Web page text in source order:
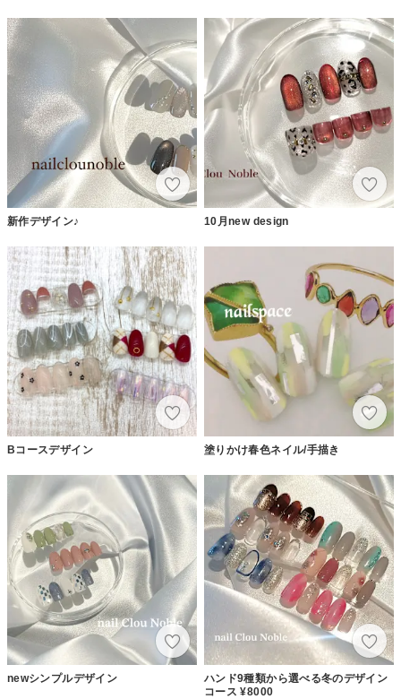
新作デザイン♪ 10月new design
Bコースデザイン 塗りかけ春色ネイル/手描き
newシンプルデザイン
ハンド9種類から選べる冬のデザイン
コース ¥8000